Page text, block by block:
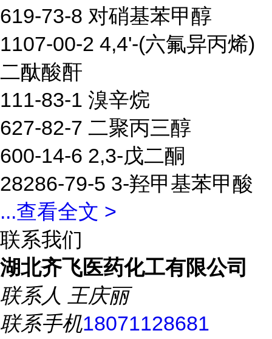
619-73-8 对硝基苯甲醇
1107-00-2 4,4'-(六氟异丙烯)
二酞酸酐
111-83-1 溴辛烷
627-82-7 二聚丙三醇
600-14-6 2,3-戊二酮
28286-79-5 3-羟甲基苯甲酸
...查看全文 >
联系我们
湖北齐飞医药化工有限公司
联系人 王庆丽
联系手机18071128681